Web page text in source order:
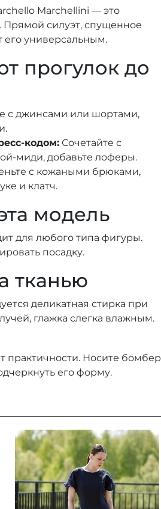
Marchellini — это
силуэт, спущенное
его универсальным.
прогулок до
с джинсами или шортами,
кодом: Сочетайте с
миди, добавьте лоферы.
с кожаными брюками,
и клатч.
модель
для любого типа фигуры.
посадку.
тканью
деликатная стирка при
глажка слегка влажным.
практичности. Носите бомбер
его форму.